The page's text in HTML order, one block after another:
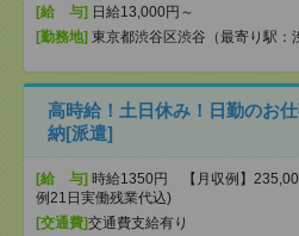
[給 与] 日給13,000円～
[勤務地] 東京都渋谷区渋谷（最寄り駅：
高時給！土日休み！日勤のお
納[派遣]
[給 与] 時給1350円 【月収例】
例21日実働残業代込)
[交通費]交通費支給有り